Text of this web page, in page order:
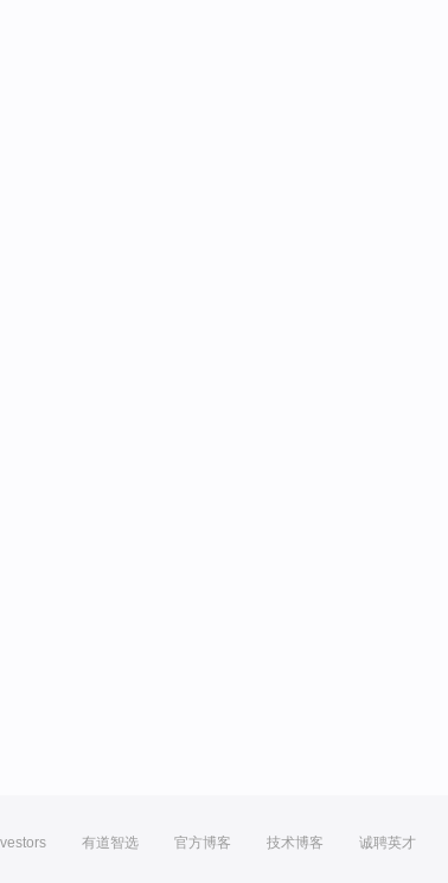
有道智选 官方博客 技术博客 诚聘英才